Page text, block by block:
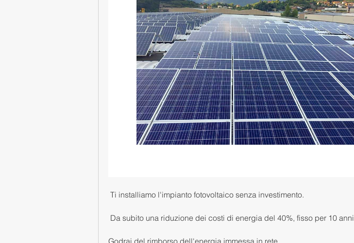
Ti installiamo l'impianto fotovoltaico senza investimento.
Da subito una riduzione dei costi di energia del 40%, fisso per 10 anni